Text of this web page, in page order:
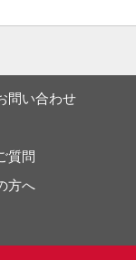
問い合わせ
質問
方へ